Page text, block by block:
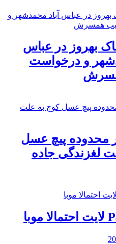
بهروز در عباس
و درخواست
محدوده پیچ عسل
لغزندگی جاده